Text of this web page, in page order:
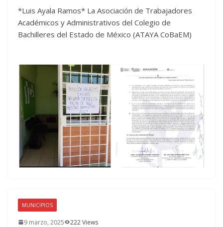
*Luis Ayala Ramos* La Asociación de Trabajadores
Académicos y Administrativos del Colegio de
Bachilleres del Estado de México (ATAYA CoBaEM)
MUNICIPIOS
9 marzo, 2025 222 Views